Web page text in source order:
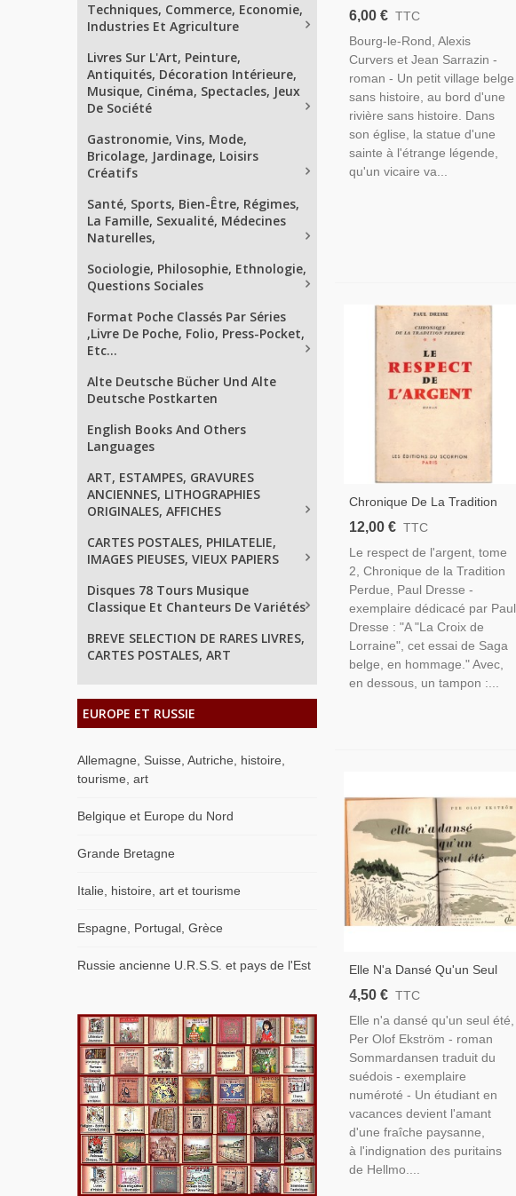
Techniques, Commerce, Economie,
Industries Et Agriculture
Livres Sur L'Art, Peinture,
Antiquités, Décoration Intérieure,
Musique, Cinéma, Spectacles, Jeux
De Société
Gastronomie, Vins, Mode,
Bricolage, Jardinage, Loisirs
Créatifs
Santé, Sports, Bien-Être, Régimes,
La Famille, Sexualité, Médecines
Naturelles,
Sociologie, Philosophie, Ethnologie,
Questions Sociales
Format Poche Classés Par Séries
,Livre De Poche, Folio, Press-Pocket,
Etc...
Alte Deutsche Bücher Und Alte
Deutsche Postkarten
English Books And Others
Languages
ART, ESTAMPES, GRAVURES
ANCIENNES, LITHOGRAPHIES
ORIGINALES, AFFICHES
CARTES POSTALES, PHILATELIE,
IMAGES PIEUSES, VIEUX PAPIERS
Disques 78 Tours Musique
Classique Et Chanteurs De Variétés
BREVE SELECTION DE RARES LIVRES,
CARTES POSTALES, ART
EUROPE ET RUSSIE
Allemagne, Suisse, Autriche, histoire,
tourisme, art
Belgique et Europe du Nord
Grande Bretagne
Italie, histoire, art et tourisme
Espagne, Portugal, Grèce
Russie ancienne U.R.S.S. et pays de l'Est
Curvers Et Jean Sarrazin,
Religiosité Populaire
6,00 € TTC
Bourg-le-Rond, Alexis
Curvers et Jean Sarrazin -
roman - Un petit village belge
sans histoire, au bord d'une
rivière sans histoire. Dans
son église, la statue d'une
sainte à l'étrange légende,
qu'un vicaire va...
Chronique De La Tradition
Perdue, T2 Le Respect De
Dédicacé Par Paul Dresse,
Histoire Belgique
12,00 € TTC
Le respect de l'argent, tome
2, Chronique de la Tradition
Perdue, Paul Dresse -
exemplaire dédicacé par Paul
Dresse : "A "La Croix de
Lorraine", cet essai de Saga
belge, en hommage." Avec,
en dessous, un tampon :...
Elle N'a Dansé Qu'un Seul
Été, Per Olof Ekström, 1953 -
Années 1950, Écrivain
Suédois
4,50 € TTC
Elle n'a dansé qu'un seul été,
Per Olof Ekström - roman
Sommardansen traduit du
suédois - exemplaire
numéroté - Un étudiant en
vacances devient l'amant
d'une fraîche paysanne,
à l'indignation des puritains
de Hellmo....